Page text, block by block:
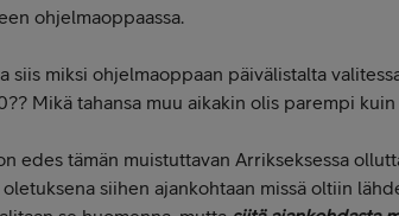
ohjelmaoppaassa.
siis miksi ohjelmaoppaan päivälistalta
Mikä tahansa muu aikakin olis parempi
edes tämän muistuttavan Arrikseksessa
siihen ajankohtaan missä oltiin